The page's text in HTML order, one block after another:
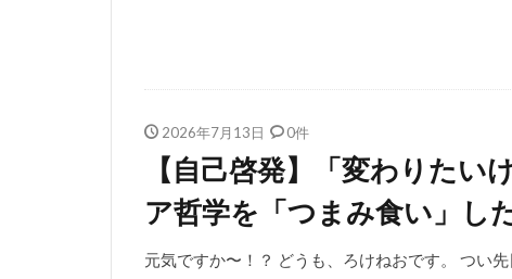
2026年7月13日 0件
【自己啓発】「変わりたい
ア哲学を「つまみ食い」し
元気ですか〜！？ どうも、ろけねおです。 つい